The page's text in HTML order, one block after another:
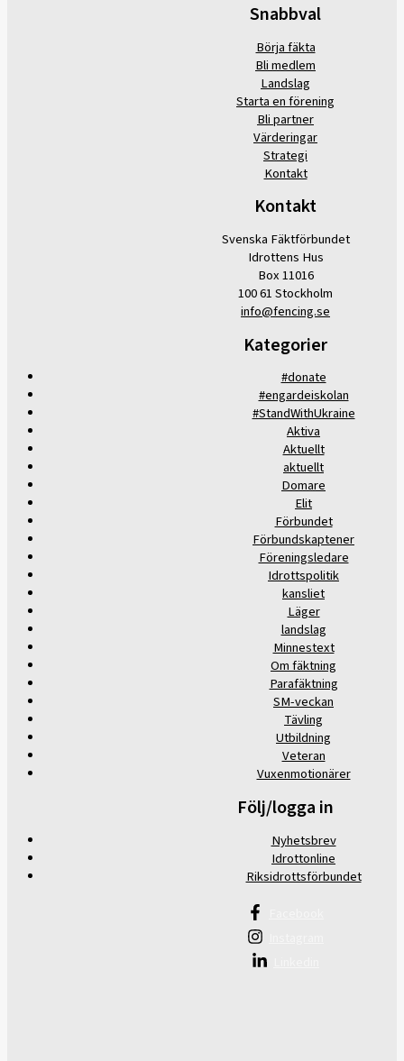
Snabbval
Börja fäkta
Bli medlem
Landslag
Starta en förening
Bli partner
Värderingar
Strategi
Kontakt
Kontakt
Svenska Fäktförbundet
Idrottens Hus
Box 11016
100 61 Stockholm
info@fencing.se
Kategorier
#donate
#engardeiskolan
#StandWithUkraine
Aktiva
Aktuellt
aktuellt
Domare
Elit
Förbundet
Förbundskaptener
Föreningsledare
Idrottspolitik
kansliet
Läger
landslag
Minnestext
Om fäktning
Parafäktning
SM-veckan
Tävling
Utbildning
Veteran
Vuxenmotionärer
Följ/logga in
Nyhetsbrev
Idrottonline
Riksidrottsförbundet